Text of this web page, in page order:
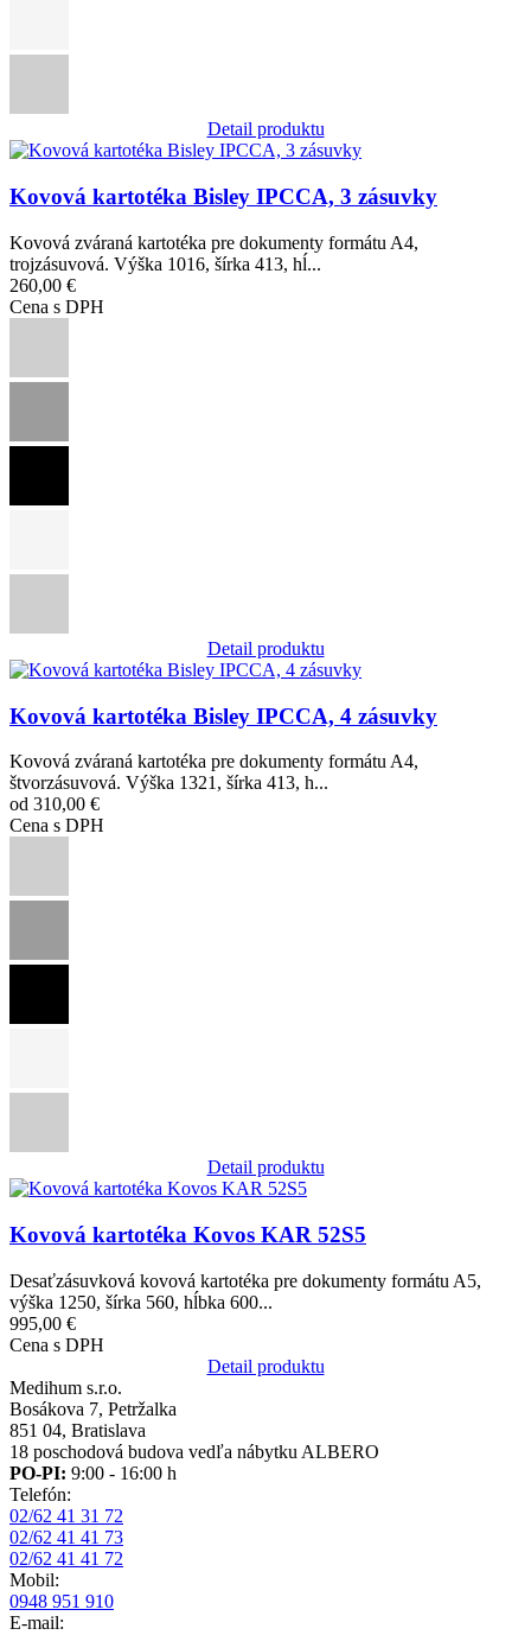
Detail produktu
Obrázok
Kovová kartotéka Bisley IPCCA, 3 zásuvky
Kovová zváraná kartotéka pre dokumenty formátu A4,
trojzásuvová. Výška 1016, šírka 413, hĺ...
260,00 €
Cena s DPH
Detail produktu
Obrázok
Kovová kartotéka Bisley IPCCA, 4 zásuvky
Kovová zváraná kartotéka pre dokumenty formátu A4,
štvorzásuvová. Výška 1321, šírka 413, h...
od 310,00 €
Cena s DPH
Detail produktu
Obrázok
Kovová kartotéka Kovos KAR 52S5
Desaťzásuvková kovová kartotéka pre dokumenty formátu A5,
výška 1250, šírka 560, hĺbka 600...
995,00 €
Cena s DPH
Detail produktu
Medihum s.r.o.
Bosákova 7, Petržalka
851 04, Bratislava
18 poschodová budova vedľa nábytku ALBERO
PO-PI: 9:00 - 16:00 h
Telefón:
02/62 41 31 72
02/62 41 41 73
02/62 41 41 72
Mobil:
0948 951 910
E-mail: